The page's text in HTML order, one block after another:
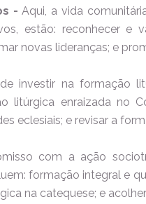
- Aqui, a vida
estão: reconhecer e
novas lideranças; e
investir na formação
litúrgica enraizada no
eclesiais; e revisar a
com a ação
formação integral e
na catequese; e